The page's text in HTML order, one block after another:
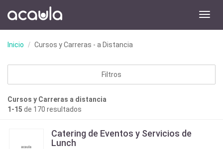
Inicio Cursos y Carreras - a Distancia
Filtros
Cursos y Carreras a distancia
1-15 de 170 resultados
Catering de Eventos y Servicios de
Lunch